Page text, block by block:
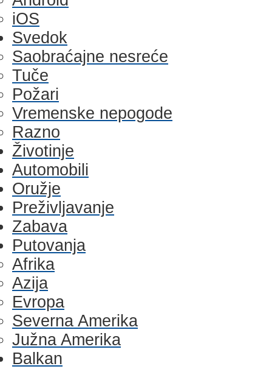
iOS
Svedok
Saobraćajne nesreće
Tuče
Požari
Vremenske nepogode
Razno
Životinje
Automobili
Oružje
Preživljavanje
Zabava
Putovanja
Afrika
Azija
Evropa
Severna Amerika
Južna Amerika
Balkan